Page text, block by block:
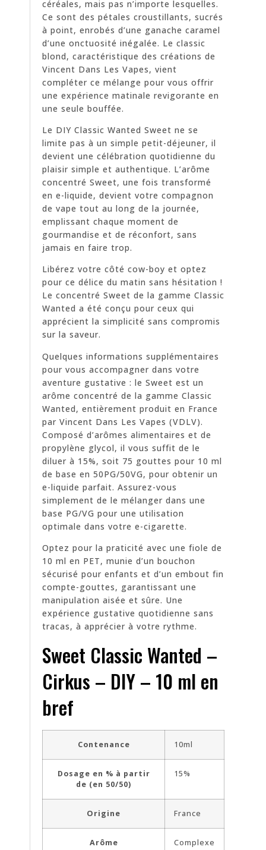
céréales, mais pas n’importe lesquelles.
Ce sont des pétales croustillants, sucrés
à point, enrobés d’une ganache caramel
d’une onctuosité inégalée. Le classic
blond, caractéristique des créations de
Vincent Dans Les Vapes, vient
compléter ce mélange pour vous offrir
une expérience matinale revigorante en
une seule bouffée.
Le DIY Classic Wanted Sweet ne se
limite pas à un simple petit-déjeuner, il
devient une célébration quotidienne du
plaisir simple et authentique. L’arôme
concentré Sweet, une fois transformé
en e-liquide, devient votre compagnon
de vape tout au long de la journée,
emplissant chaque moment de
gourmandise et de réconfort, sans
jamais en faire trop.
Libérez votre côté cow-boy et optez
pour ce délice du matin sans hésitation !
Le concentré Sweet de la gamme Classic
Wanted a été conçu pour ceux qui
apprécient la simplicité sans compromis
sur la saveur.
Quelques informations supplémentaires
pour vous accompagner dans votre
aventure gustative : le Sweet est un
arôme concentré de la gamme Classic
Wanted, entièrement produit en France
par Vincent Dans Les Vapes (VDLV).
Composé d’arômes alimentaires et de
propylène glycol, il vous suffit de le
diluer à 15%, soit 75 gouttes pour 10 ml
de base en 50PG/50VG, pour obtenir un
e-liquide parfait. Assurez-vous
simplement de le mélanger dans une
base PG/VG pour une utilisation
optimale dans votre e-cigarette.
Optez pour la praticité avec une fiole de
10 ml en PET, munie d’un bouchon
sécurisé pour enfants et d’un embout fin
compte-gouttes, garantissant une
manipulation aisée et sûre. Une
expérience gustative quotidienne sans
tracas, à apprécier à votre rythme.
Sweet Classic Wanted –
Cirkus – DIY – 10 ml en
bref
Contenance 10ml
Dosage en % à partir
de (en 50/50)
15%
Origine France
Arôme Complexe